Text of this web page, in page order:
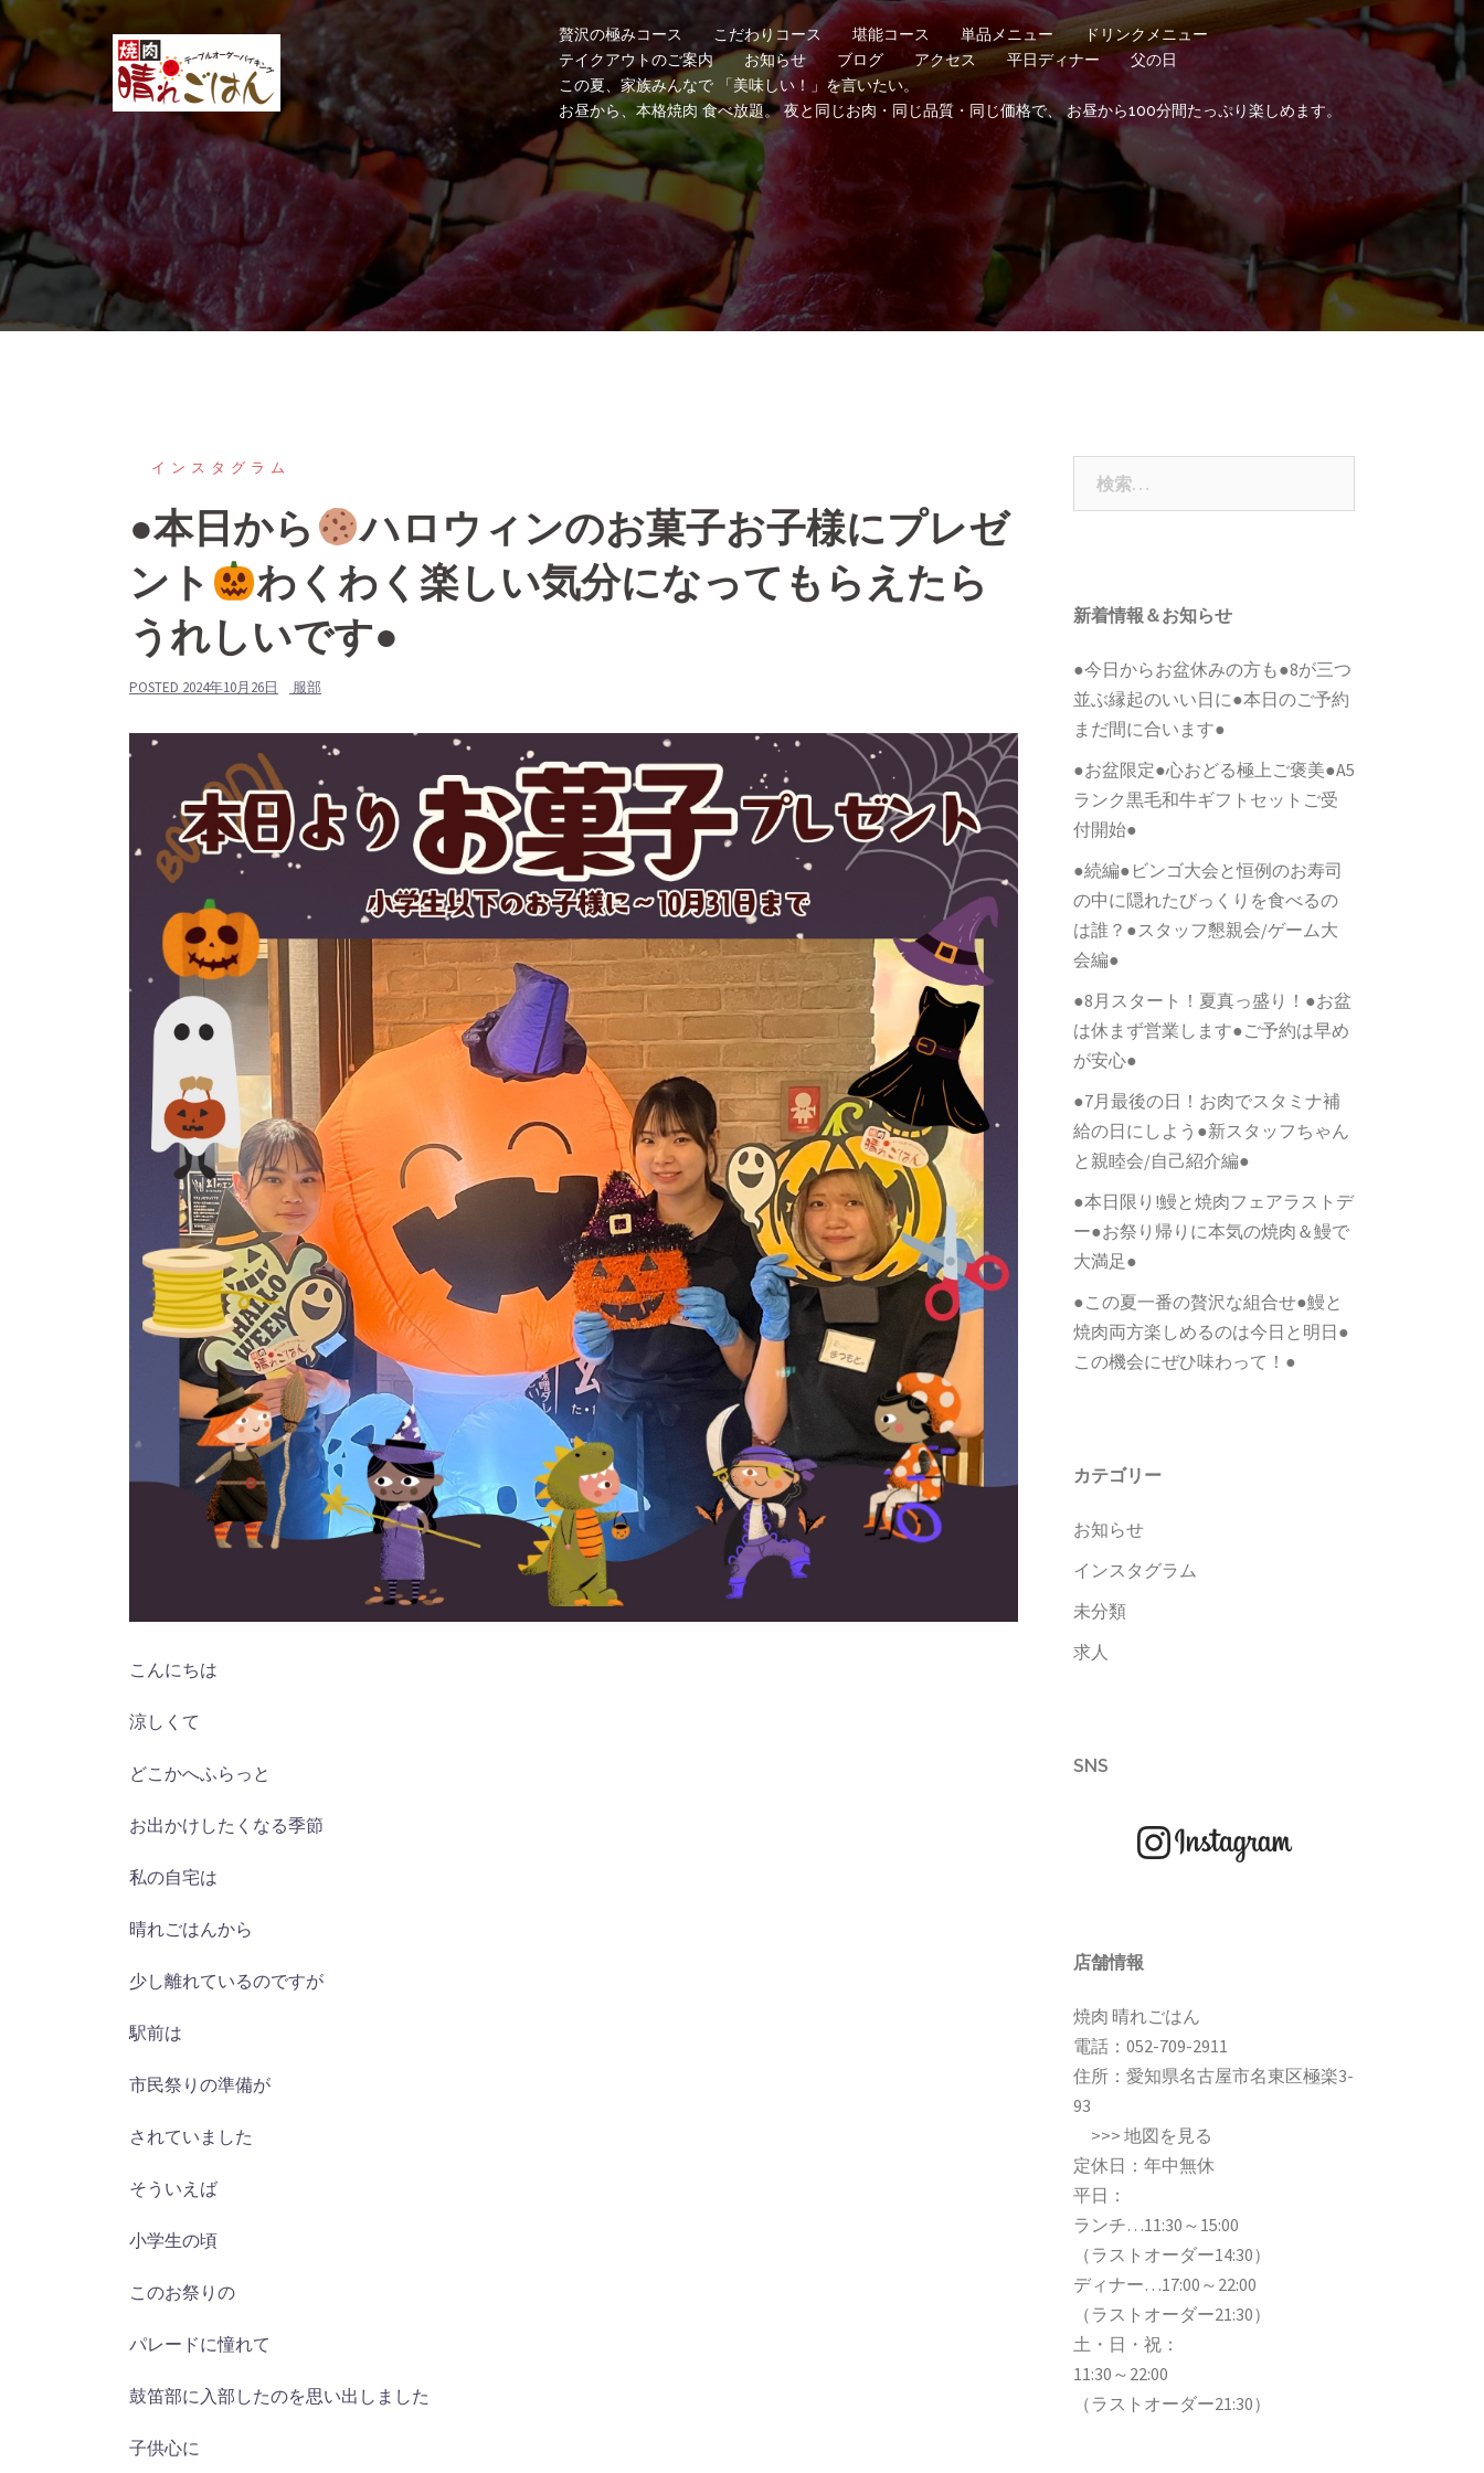
コ
ン
テ
ン
ス
キ
ッ
プ
贅沢の極みコース こだわりコース 堪能コース 単品メニュー
ドリンクメニュー
テイクアウトのご案内
お知らせ ブログ アクセス 平日ディナー
父の日
この夏、家族みんなで 「美味しい！」を言いたい。
お昼から、本格焼肉 食べ放題。 夜と同じお肉・同じ品質・同じ価格で、 お昼から100分間たっぷり楽しめます。
インスタグラム
●本日から
ハロウィンのお菓子お子様にプレゼ
ント
わくわく楽しい気分になってもらえたら
うれしいです●
POSTED 2024年10月26日 服部
こんにちは
涼しくて
どこかへふらっと
お出かけしたくなる季節
私の自宅は
晴れごはんから
少し離れているのですが
駅前は
市民祭りの準備が
されていました
そういえば
小学生の頃
このお祭りの
パレードに憧れて
鼓笛部に入部したのを思い出しました
子供心に
新着情報＆お知らせ
●今日からお盆休みの方も●8が三つ
並ぶ縁起のいい日に●本日のご予約
まだ間に合います●
●お盆限定●心おどる極上ご褒美●A5
ランク黒毛和牛ギフトセットご受
付開始●
●続編●ビンゴ大会と恒例のお寿司
の中に隠れたびっくりを食べるの
は誰？●スタッフ懇親会/ゲーム大
会編●
●8月スタート！夏真っ盛り！●お盆
は休まず営業します●ご予約は早め
が安心●
●7月最後の日！お肉でスタミナ補
給の日にしよう●新スタッフちゃん
と親睦会/自己紹介編●
●本日限り!鰻と焼肉フェアラストデ
ー●お祭り帰りに本気の焼肉＆鰻で
大満足●
●この夏一番の贅沢な組合せ●鰻と
焼肉両方楽しめるのは今日と明日●
この機会にぜひ味わって！●
カテゴリー
お知らせ
インスタグラム
未分類
求人
SNS
店舗情報
焼肉 晴れごはん
電話： 052-709-2911
住所：愛知県名古屋市名東区極楽3-
93
>>> 地図を見る
定休日：年中無休
平日：
ランチ…11:30～15:00
（ラストオーダー14:30）
ディナー…17:00～22:00
（ラストオーダー21:30）
土・日・祝：
11:30～22:00
（ラストオーダー21:30）